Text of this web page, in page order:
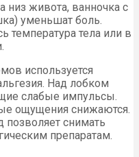
низ живота, ванночка с
уменьшат боль.
температура тела или в
используется
Над лобком
слабые импульсы.
ощущения снижаются.
позволяет снимать
препаратам.